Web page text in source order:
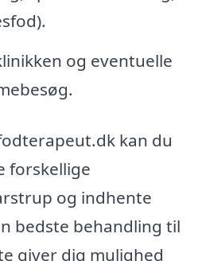
og eventuelle
kan du
forskellige
og indhente
bedste behandling til
giver dig mulighed